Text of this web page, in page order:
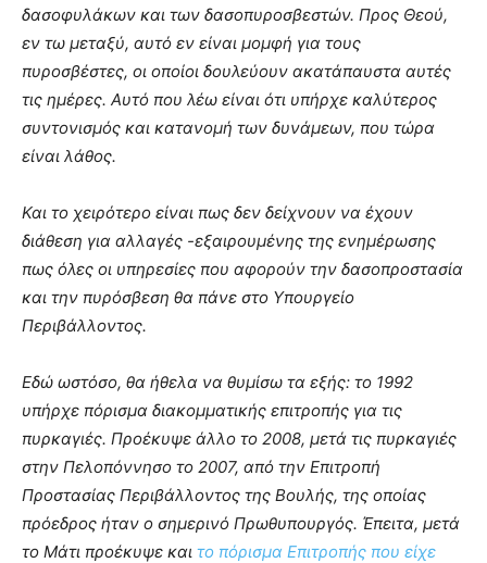
δασοφυλάκων και των δασοπυροσβεστών. Προς Θεού,
εν τω μεταξύ, αυτό εν είναι μομφή για τους
πυροσβέστες, οι οποίοι δουλεύουν ακατάπαυστα αυτές
τις ημέρες. Αυτό που λέω είναι ότι υπήρχε καλύτερος
συντονισμός και κατανομή των δυνάμεων, που τώρα
είναι λάθος.
Και το χειρότερο είναι πως δεν δείχνουν να έχουν
διάθεση για αλλαγές -εξαιρουμένης της ενημέρωσης
πως όλες οι υπηρεσίες που αφορούν την δασοπροστασία
και την πυρόσβεση θα πάνε στο Υπουργείο
Περιβάλλοντος.
Εδώ ωστόσο, θα ήθελα να θυμίσω τα εξής: το 1992
υπήρχε πόρισμα διακομματικής επιτροπής για τις
πυρκαγιές. Προέκυψε άλλο το 2008, μετά τις πυρκαγιές
στην Πελοπόννησο το 2007, από την Επιτροπή
Προστασίας Περιβάλλοντος της Βουλής, της οποίας
πρόεδρος ήταν ο σημερινό Πρωθυπουργός. Έπειτα, μετά
το Μάτι προέκυψε και το πόρισμα Επιτροπής που είχε